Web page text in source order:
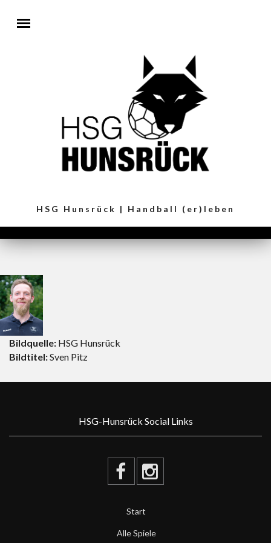
HSG Hunsrück | Handball (er)leben
Bildquelle: HSG Hunsrück
Bildtitel:Sven Pitz
HSG-Hunsrück Social Links
Start
Alle Spiele